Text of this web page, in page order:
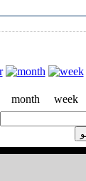
month week